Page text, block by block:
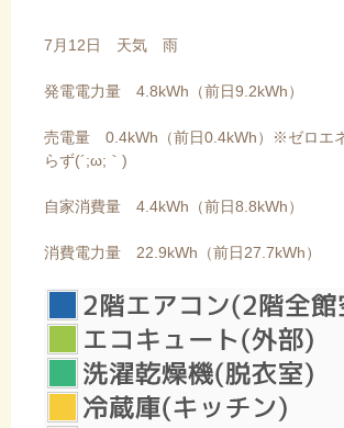
7月12日 天気 雨
発電電力量 4.8kWh（前日9.2kWh）
売電量 0.4kWh（前日0.4kWh）※ゼロエ
らず(´;ω;｀)
自家消費量 4.4kWh（前日8.8kWh）
消費電力量 22.9kWh（前日27.7kWh）